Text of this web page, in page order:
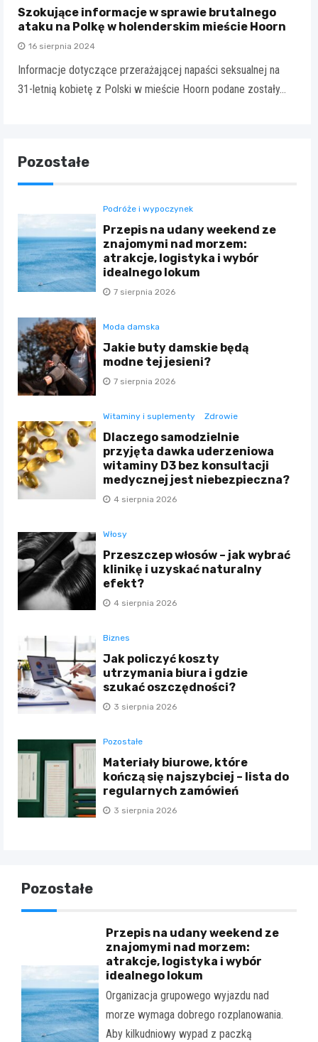
Szokujące informacje w sprawie brutalnego
ataku na Polkę w holenderskim mieście Hoorn
16 sierpnia 2024
Informacje dotyczące przerażającej napaści seksualnej na
31-letnią kobietę z Polski w mieście Hoorn podane zostały…
Pozostałe
Podróże i wypoczynek
Przepis na udany weekend ze
znajomymi nad morzem:
atrakcje, logistyka i wybór
idealnego lokum
7 sierpnia 2026
Moda damska
Jakie buty damskie będą
modne tej jesieni?
7 sierpnia 2026
Witaminy i suplementy Zdrowie
Dlaczego samodzielnie
przyjęta dawka uderzeniowa
witaminy D3 bez konsultacji
medycznej jest niebezpieczna?
4 sierpnia 2026
Włosy
Przeszczep włosów – jak wybrać
klinikę i uzyskać naturalny
efekt?
4 sierpnia 2026
Biznes
Jak policzyć koszty
utrzymania biura i gdzie
szukać oszczędności?
3 sierpnia 2026
Pozostałe
Materiały biurowe, które
kończą się najszybciej – lista do
regularnych zamówień
3 sierpnia 2026
Pozostałe
Przepis na udany weekend ze
znajomymi nad morzem:
atrakcje, logistyka i wybór
idealnego lokum
Organizacja grupowego wyjazdu nad
morze wymaga dobrego rozplanowania.
Aby kilkudniowy wypad z paczką